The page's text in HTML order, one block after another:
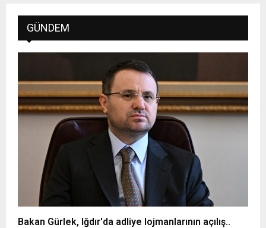
GÜNDEM
Bakan Gürlek, Iğdır'da adliye lojmanlarının açılış..